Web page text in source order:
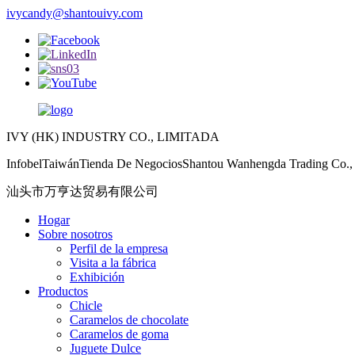
ivycandy@shantouivy.com
IVY (HK) INDUSTRY CO., LIMITADA
InfobelTaiwánTienda De NegociosShantou Wanhengda Trading
汕头市万亨达贸易有限公司
Hogar
Sobre nosotros
Perfil de la empresa
Visita a la fábrica
Exhibición
Productos
Chicle
Caramelos de chocolate
Caramelos de goma
Juguete Dulce